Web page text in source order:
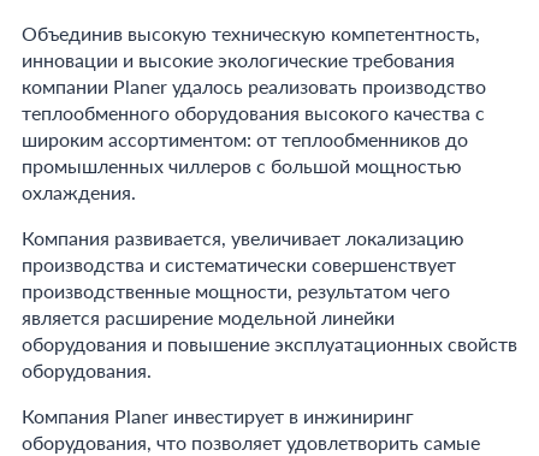
Объединив высокую техническую компетентность,
инновации и высокие экологические требования
компании Planer удалось реализовать производство
теплообменного оборудования высокого качества c
широким ассортиментом: от теплообменников до
промышленных чиллеров с большой мощностью
охлаждения.
Компания развивается, увеличивает локализацию
производства и систематически совершенствует
производственные мощности, результатом чего
является расширение модельной линейки
оборудования и повышение эксплуатационных свойств
оборудования.
Компания Planer инвестирует в инжиниринг
оборудования, что позволяет удовлетворить самые